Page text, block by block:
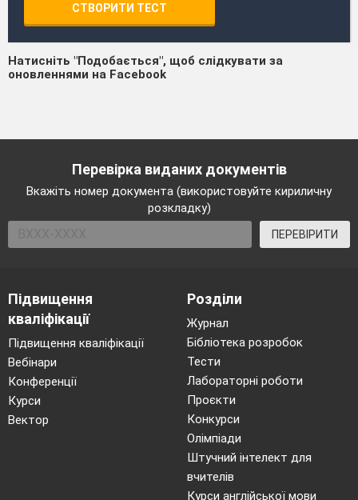
СТВОРИТИ ТЕСТ
Натисніть "Подобається", щоб слідкувати за
оновленнями на Facebook
Перевірка виданих документів
Вкажіть номер документа (використовуйте кириличну
розкладку)
ПЕРЕВІРИТИ
Підвищення
кваліфікації
Підвищення кваліфікації
Вебінари
Конференції
Курси
Вектор
Розділи
Журнал
Бібліотека розробок
Тести
Лабораторні роботи
Проєкти
Конкурси
Олімпіади
Штучний інтелект для
вчителів
Курси англійської мови